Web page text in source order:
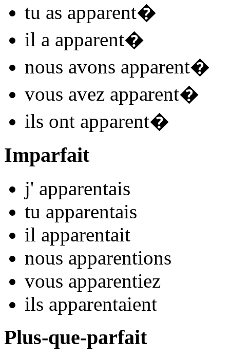
tu as apparent�
il a apparent�
nous avons apparent�
vous avez apparent�
ils ont apparent�
Imparfait
j' apparentais
tu apparentais
il apparentait
nous apparentions
vous apparentiez
ils apparentaient
Plus-que-parfait